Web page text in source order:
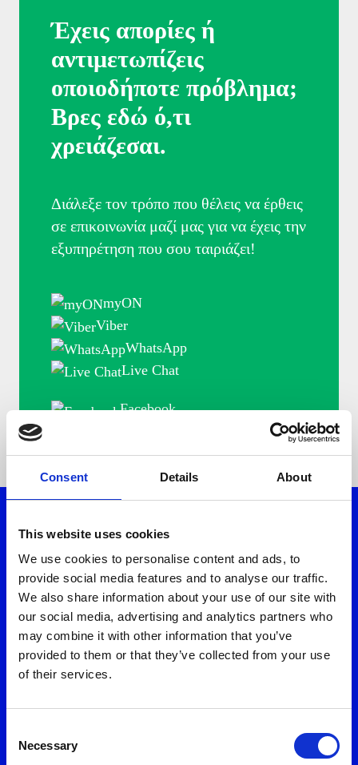
Consent Details About
This website uses cookies
We use cookies to personalise content and ads, to
provide social media features and to analyse our traffic.
We also share information about your use of our site with
our social media, advertising and analytics partners who
may combine it with other information that you’ve
provided to them or that they’ve collected from your use
of their services.
Selection
Necessary
Έχεις απορίες ή
αντιμετωπίζεις
οποιοδήποτε πρόβλημα;
Βρες εδώ ό,τι
χρειάζεσαι.
Διάλεξε τον τρόπο που θέλεις να έρθεις
σε επικοινωνία μαζί μας για να έχεις την
εξυπηρέτηση που σου ταιριάζει!
myON
Viber
WhatsApp
Live Chat
Facebook
Email
11 300
Φόρμα εκδήλωσης ενδιαφέροντος
Επίθετο
Τηλέφωνο *
συνεργάτες της για την καλύτερη εξυπηρέτησή μου, σύμφωνα με την
Αποστολή
Κατέβασε το myON App
Ομάδα Εξυπηρέτησης